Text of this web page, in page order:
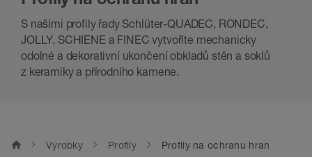
S našimi profily řady Schlüter-QUADEC, RONDEC,
JOLLY, SCHIENE a FINEC vytvoříte mechanicky
odolné a dekorativní ukončení obkladů stěn a soklů
z keramiky a přírodního kamene.
home Výrobky Profily Profily na ochranu hran